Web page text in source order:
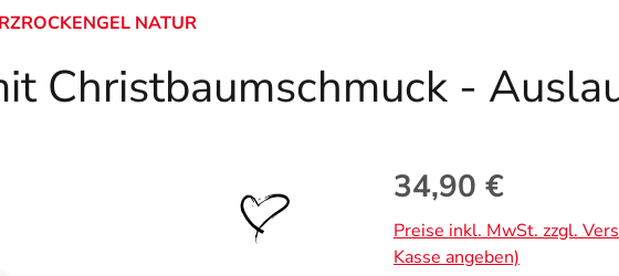
NATUR
Christbaumschmuck -
Regulärer Preis:
34,90 €
Preise inkl. MwSt. zzgl.
Kasse angeben)